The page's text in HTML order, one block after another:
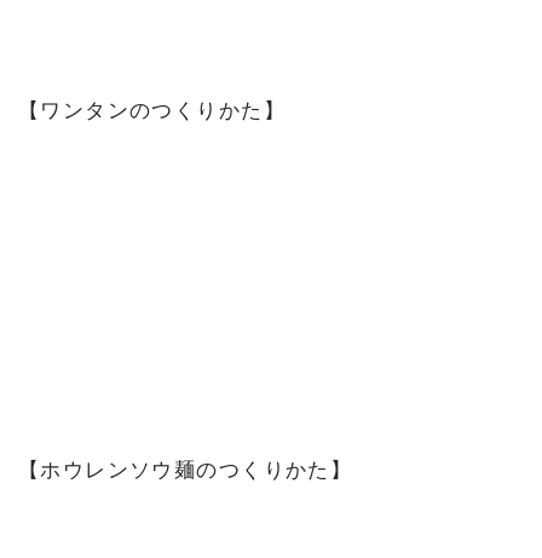
【ワンタンのつくりかた】
【ホウレンソウ麺のつくりかた】